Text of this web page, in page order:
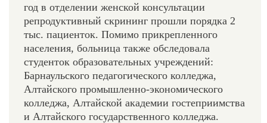
год в отделении женской консультации
репродуктивный скрининг прошли порядка 2
тыс. пациенток. Помимо прикрепленного
населения, больница также обследовала
студенток образовательных учреждений:
Барнаульского педагогического колледжа,
Алтайского промышленно-экономического
колледжа, Алтайской академии гостеприимства
и Алтайского государственного колледжа.